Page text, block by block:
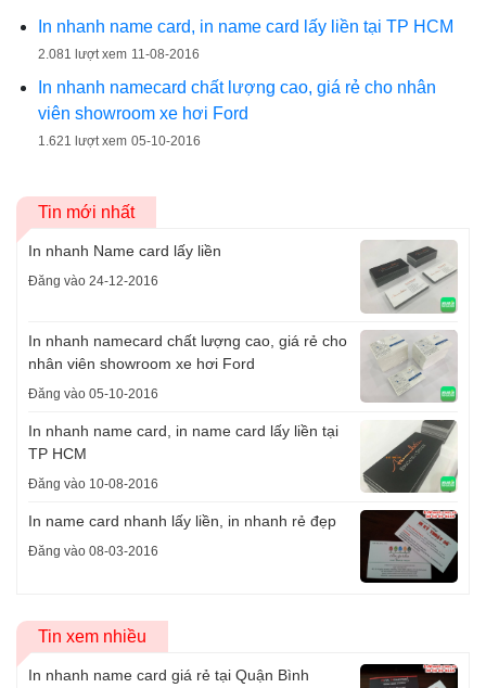
In nhanh name card, in name card lấy liền tại TP HCM
2.081 lượt xem 11-08-2016
In nhanh namecard chất lượng cao, giá rẻ cho nhân
viên showroom xe hơi Ford
1.621 lượt xem 05-10-2016
Tin mới nhất
In nhanh Name card lấy liền
Đăng vào 24-12-2016
In nhanh namecard chất lượng cao, giá rẻ cho
nhân viên showroom xe hơi Ford
Đăng vào 05-10-2016
In nhanh name card, in name card lấy liền tại
TP HCM
Đăng vào 10-08-2016
In name card nhanh lấy liền, in nhanh rẻ đẹp
Đăng vào 08-03-2016
Tin xem nhiều
In nhanh name card giá rẻ tại Quận Bình